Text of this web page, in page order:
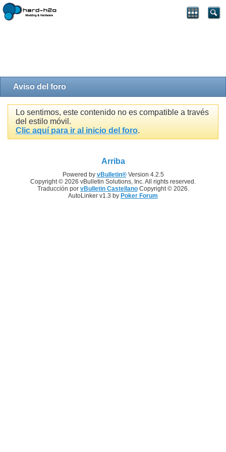
Aviso del foro
Lo sentimos, este contenido no es compatible a través
del estilo móvil.
Clic aquí para ir al inicio del foro.
Arriba
Powered by vBulletin®Version 4.2.5
Copyright © 2026 vBulletin Solutions, Inc. All rights reserved.
Traducción por vBulletin CastellanoCopyright © 2026.
AutoLinker v1.3 by Poker Forum